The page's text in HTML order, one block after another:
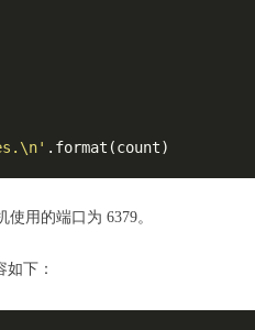
.format(count)
用的端口为 6379。
如下：